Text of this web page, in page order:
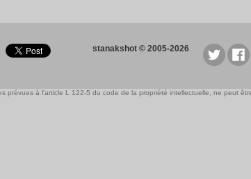
stanakshot © 2005-2026
prévues à l'article L 122-5 du code de la propriété intellectuelle, ne peut